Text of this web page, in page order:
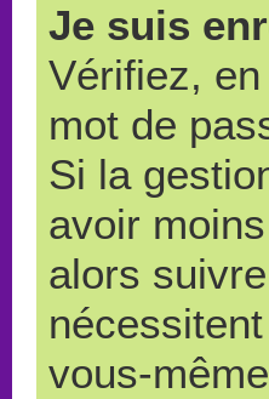
Je suis
Vérifiez,
mot de
Si la
avoir
alors
vous-